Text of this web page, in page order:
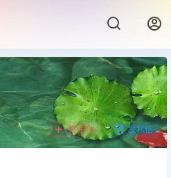
关注Ta 发私信